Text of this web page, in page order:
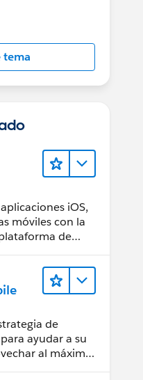
tema
iOS,
móviles con la
de
de
ayudar a su
al máximo